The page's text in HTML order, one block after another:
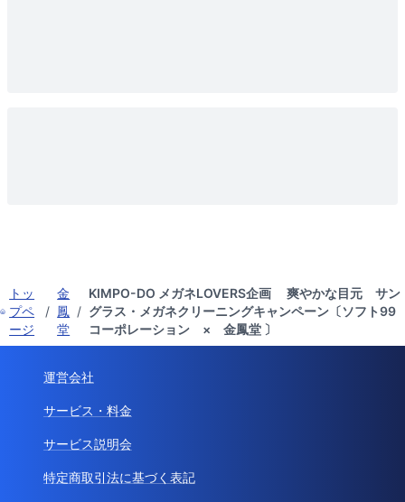
トッ
プペ
ージ
/
金
鳳
堂
/
KIMPO-DO メガネLOVERS企画 爽やかな目元 サン
グラス・メガネクリーニングキャンペーン〔ソフト99
コーポレーション × 金鳳堂 〕
運営会社
サービス・料金
サービス説明会
特定商取引法に基づく表記